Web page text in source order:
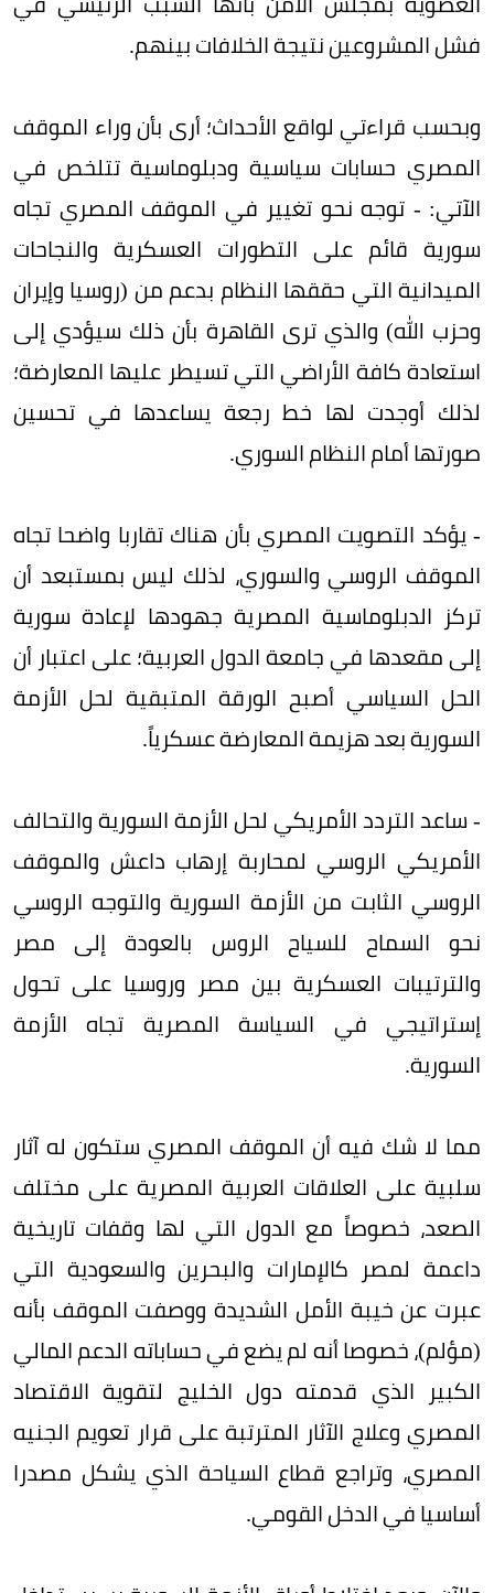
فشل المشروعين نتيجة الخلافات بينهم.
وبحسب قراءتي لواقع الأحداث؛ أرى بأن وراء الموقف
المصري حسابات سياسية ودبلوماسية تتلخص في
الآتي: - توجه نحو تغيير في الموقف المصري تجاه
سورية قائم على التطورات العسكرية والنجاحات
الميدانية التي حققها النظام بدعم من (روسيا وإيران
وحزب الله) والذي ترى القاهرة بأن ذلك سيؤدي إلى
استعادة كافة الأراضي التي تسيطر عليها المعارضة؛
لذلك أوجدت لها خط رجعة يساعدها في تحسين
صورتها أمام النظام السوري.
- يؤكد التصويت المصري بأن هناك تقاربا واضحا تجاه
الموقف الروسي والسوري، لذلك ليس بمستبعد أن
تركز الدبلوماسية المصرية جهودها لإعادة سورية
إلى مقعدها في جامعة الدول العربية؛ على اعتبار أن
الحل السياسي أصبح الورقة المتبقية لحل الأزمة
السورية بعد هزيمة المعارضة عسكرياً.
- ساعد التردد الأمريكي لحل الأزمة السورية والتحالف
الأمريكي الروسي لمحاربة إرهاب داعش والموقف
الروسي الثابت من الأزمة السورية والتوجه الروسي
نحو السماح للسياح الروس بالعودة إلى مصر
والترتيبات العسكرية بين مصر وروسيا على تحول
إستراتيجي في السياسة المصرية تجاه الأزمة
السورية.
مما لا شك فيه أن الموقف المصري ستكون له آثار
سلبية على العلاقات العربية المصرية على مختلف
الصعد، خصوصاً مع الدول التي لها وقفات تاريخية
داعمة لمصر كالإمارات والبحرين والسعودية التي
عبرت عن خيبة الأمل الشديدة ووصفت الموقف بأنه
(مؤلم)، خصوصا أنه لم يضع في حساباته الدعم المالي
الكبير الذي قدمته دول الخليج لتقوية الاقتصاد
المصري وعلاج الآثار المترتبة على قرار تعويم الجنيه
المصري، وتراجع قطاع السياحة الذي يشكل مصدرا
أساسيا في الدخل القومي.